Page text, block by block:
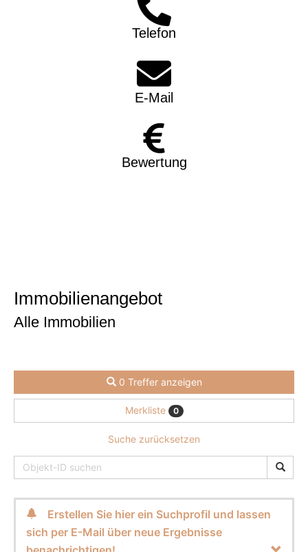
Telefon
E-Mail
Bewertung
Immobilien­angebot
Alle Immobilien
0 Treffer anzeigen
Merkliste 0
Suche zurücksetzen
Erstellen Sie hier ein Suchprofil und lassen
sich per E-Mail über neue Ergebnisse